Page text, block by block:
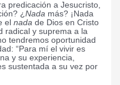
predicación a Jesucristo,
¿Nada más? ¡Nada
elnada de Dios en Cristo
radical y suprema a la
tendremos oportunidad
“Para mí el vivir es
y su experiencia,
sustentada a su vez por